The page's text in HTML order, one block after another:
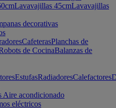
Lavavajillas 45cmLavavajillas
decorativas
CafeterasPlanchas de
de CocinaBalanzas de
EstufasRadiadoresCalefactores
Aire acondicionado
eléctricos